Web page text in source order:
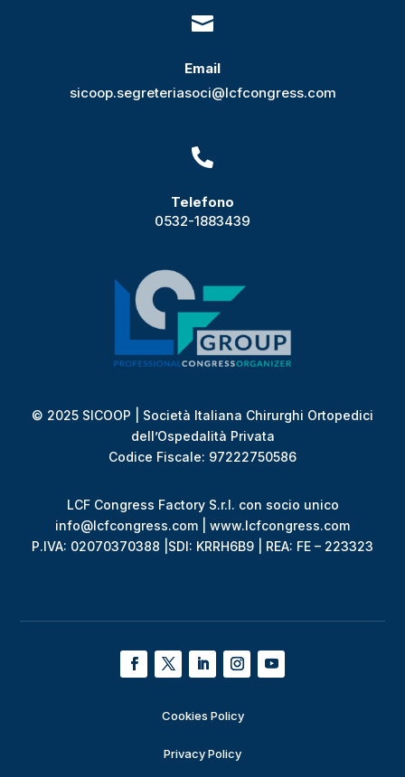

Email
sicoop.segreteriasoci@lcfcongress.com

Telefono
0532-1883439
© 2025 SICOOP | Società Italiana Chirurghi Ortopedici
dell’Ospedalità Privata
Codice Fiscale: 97222750586
LCF Congress Factory S.r.l. con socio unico
info@lcfcongress.com | www.lcfcongress.com
P.IVA: 02070370388 |SDI: KRRH6B9 | REA: FE – 223323
Cookies Policy
Privacy Policy